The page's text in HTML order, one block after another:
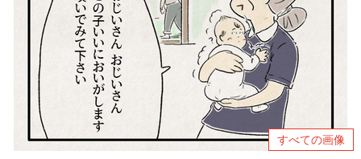
すべての画像